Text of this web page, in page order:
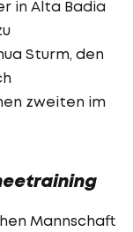
in Alta Badia
Sturm, den
zweiten im
Mannschaft